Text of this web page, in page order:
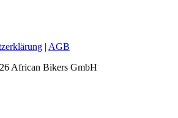
| AGB
African Bikers GmbH